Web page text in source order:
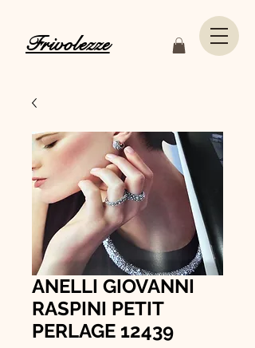
Frivolezze
ANELLI GIOVANNI
RASPINI PETIT
PERLAGE 12439